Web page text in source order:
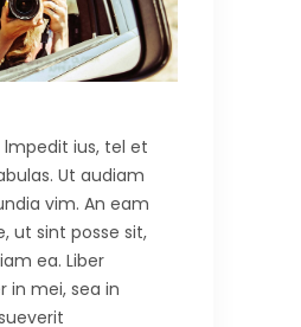
ius, tel et
Ut audiam
vim. An eam
ut sint posse sit,
ea. Liber
in mei, sea in